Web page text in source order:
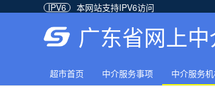
IPV6 本网站支持IPV6访问
广东省网上
超市首页 中介服务事项 中介服务